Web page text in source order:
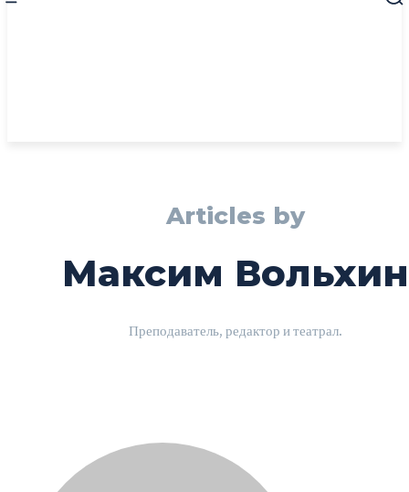
Articles by
Максим Вольхин
Преподаватель, редактор и театрал.